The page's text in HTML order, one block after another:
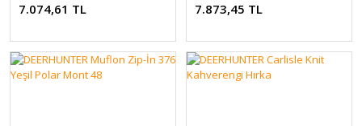
7.074,61 TL 7.873,45 TL